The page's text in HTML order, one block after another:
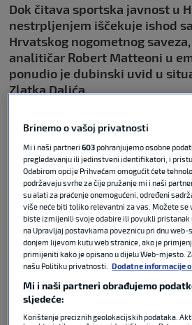
Dok čitava sportska javnost u
nestrpljenjem iščekuje ishod
Hrvatskog nogometnog
analitičar Robert Matteoni u
ponudio je dubinski uvid u
Zlatka Dalića.
Matteonismatra kako je
ozbiljno razmišlja o odlasku s
reprezentacije.
Hoće li Dalić
kada će se
NOGOMET
Brinemo o vašoj privatnosti
Mi i naši partneri603pohranjujemo osobne
pregledavanju ili jedinstveni identifikatori, i
Odabirom opcije Prihvaćam omogućit ćete
podržavaju svrhe za čije pružanje mi i naši
su alati za praćenje onemogućeni, određeni
više neće biti toliko relevantni za vas. Možete
biste izmijenili svoje odabire ili povukli
na Upravljaj postavkama poveznicu pri dnu
donjem lijevom kutu web stranice, ako je
primijeniti kako je opisano u dijelu Web-mjesto.
našu Politiku privatnosti.
Dodatne informacije
Mi i naši partneri obrađujemo
sljedeće:
Korištenje preciznih geolokacijskih podataka.